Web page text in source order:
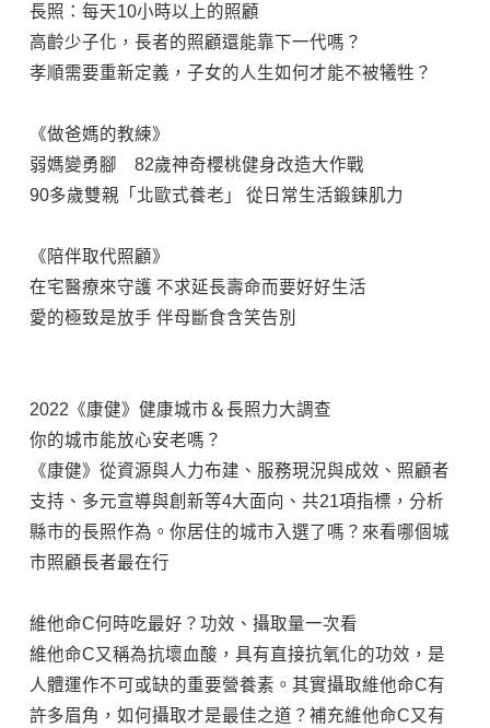
長照：每天10小時以上的照顧
高齡少子化，長者的照顧還能靠下一代嗎？
孝順需要重新定義，子女的人生如何才能不被犧牲？
《做爸媽的教練》
弱媽變勇腳 82歲神奇櫻桃健身改造大作戰
90多歲雙親「北歐式養老」 從日常生活鍛鍊肌力
《陪伴取代照顧》
在宅醫療來守護 不求延長壽命而要好好生活
愛的極致是放手 伴母斷食含笑告別
2022《康健》健康城市＆長照力大調查
你的城市能放心安老嗎？
《康健》從資源與人力布建、服務現況與成效、照顧者
支持、多元宣導與創新等4大面向、共21項指標，分析
縣市的長照作為。你居住的城市入選了嗎？來看哪個城
市照顧長者最在行
維他命C何時吃最好？功效、攝取量一次看
維他命C又稱為抗壞血酸，具有直接抗氧化的功效，是
人體運作不可或缺的重要營養素。其實攝取維他命C有
許多眉角，如何攝取才是最佳之道？補充維他命C又有